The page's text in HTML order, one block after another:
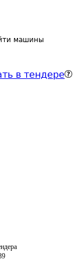
машины
в тендере